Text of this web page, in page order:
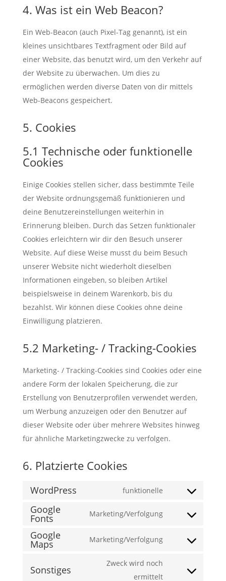
4. Was ist ein Web Beacon?
Ein Web-Beacon (auch Pixel-Tag genannt), ist ein
kleines unsichtbares Textfragment oder Bild auf
einer Website, das benutzt wird, um den Verkehr auf
der Website zu überwachen. Um dies zu
ermöglichen werden diverse Daten von dir mittels
Web-Beacons gespeichert.
5. Cookies
5.1 Technische oder funktionelle
Cookies
Einige Cookies stellen sicher, dass bestimmte Teile
der Website ordnungsgemäß funktionieren und
deine Benutzereinstellungen weiterhin in
Erinnerung bleiben. Durch das Setzen funktionaler
Cookies erleichtern wir dir den Besuch unserer
Website. Auf diese Weise musst du beim Besuch
unserer Website nicht wiederholt dieselben
Informationen eingeben, so bleiben Artikel
beispielsweise in deinem Warenkorb, bis du
bezahlst. Wir können diese Cookies ohne deine
Einwilligung platzieren.
5.2 Marketing- / Tracking-Cookies
Marketing- / Tracking-Cookies sind Cookies oder eine
andere Form der lokalen Speicherung, die zur
Erstellung von Benutzerprofilen verwendet werden,
um Werbung anzuzeigen oder den Benutzer auf
dieser Website oder über mehrere Websites hinweg
für ähnliche Marketingzwecke zu verfolgen.
6. Platzierte Cookies
WordPress funktionelle
Consent
wordpress
Google
Fonts Marketing/Verfolgung
Consent
Google
Maps Marketing/Verfolgung
Consent
service
Sonstiges
Zweck wird noch
ermittelt
Consent